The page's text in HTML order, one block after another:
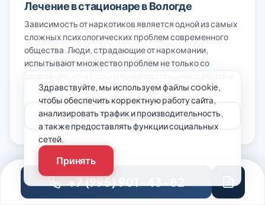
Лечение в стационаре в Вологде
Зависимость от наркотиков является одной из самых
сложных психологических проблем современного
общества. Люди, страдающие от наркомании,
испытывают множество проблем не только со
Подробнее
+7 (995) 901-43-82
Здравствуйте, мы используем файлы cookie,
чтобы обеспечить корректную работу сайта,
анализировать трафик и производительность,
а также предоставлять функции социальных
сетей.
Принять